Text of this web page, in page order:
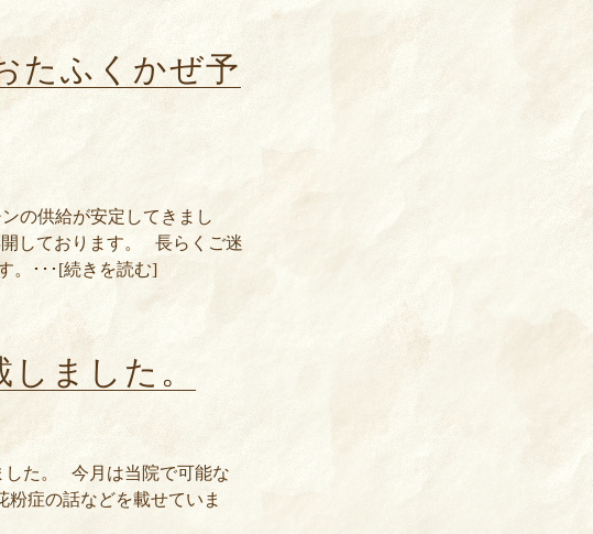
たふくかぜ予
の供給が安定してきまし
しております。 長らくご迷
。･･･[続きを読む]
ました。
した。 今月は当院で可能な
症の話などを載せていま